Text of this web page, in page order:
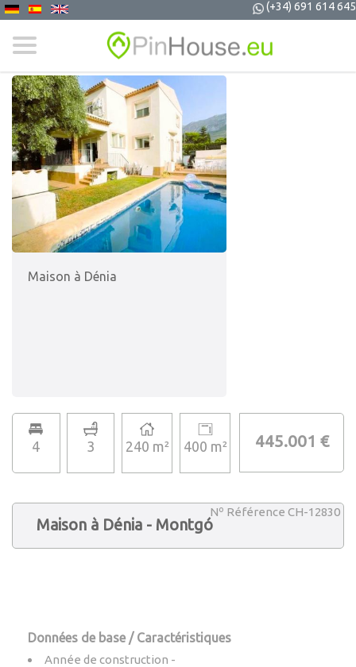
(+34) 691 614 645
Maison à Dénia
4 3 240 m² 400 m² 445.001 €
Nº Référence CH-12830
Maison à Dénia - Montgó
Données de base / Caractéristiques
Année de construction -